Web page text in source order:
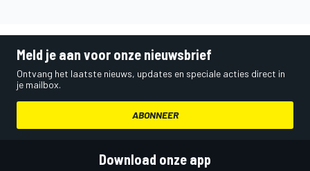
Meld je aan voor onze nieuwsbrief
Ontvang het laatste nieuws, updates en speciale acties direct in
je mailbox.
ABONNEER
Download onze app